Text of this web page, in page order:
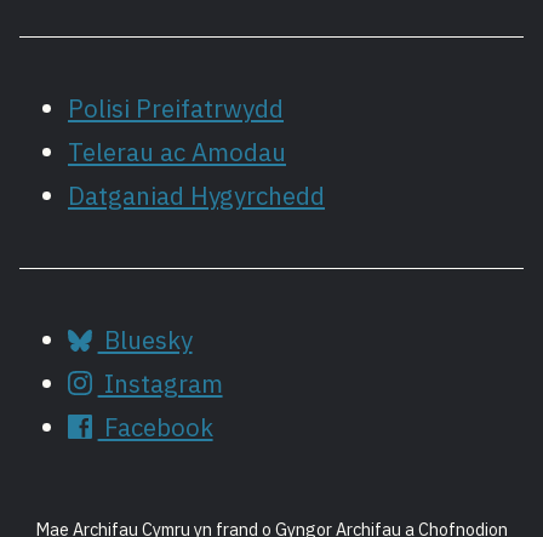
Polisi Preifatrwydd
Telerau ac Amodau
Datganiad Hygyrchedd
Bluesky
Instagram
Facebook
Mae Archifau Cymru yn frand o Gyngor Archifau a Chofnodion